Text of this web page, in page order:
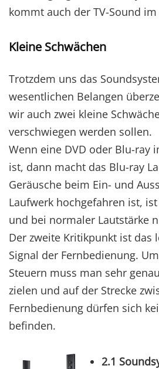
kommt auch der TV-Sound
Kleine Schwächen
Trotzdem uns das
wesentlichen Belangen
wir auch zwei kleine
verschwiegen werden sollen.
Wenn eine DVD oder Blu-ray
ist, dann macht das Blu-ray
Geräusche beim Ein- und
Laufwerk hochgefahren ist,
und bei normaler Lautstärke
Der zweite Kritikpunkt ist das
Signal der Fernbedienung.
Steuern muss man sehr
zielen und auf der Strecke
Fernbedienung dürfen sich
befinden.
2.1